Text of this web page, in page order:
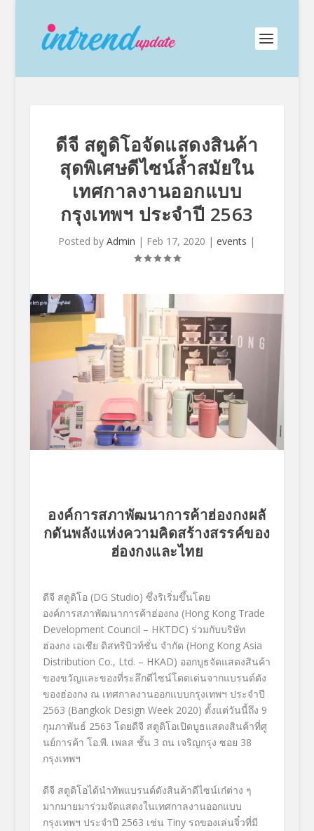
ดีจี สตูดิโอจัดแสดงสินค้า
สุดพิเศษดีไซน์ล้ำสมัยใน
เทศกาลงานออกแบบ
กรุงเทพฯ ประจำปี 2563
Posted byAdmin | Feb 17, 2020 |events |
องค์การสภาพัฒนาการค้าฮ่องกงผลั
กดันพลังแห่งความคิดสร้างสรรค์ของ
ฮ่องกงและไทย
ดีจี สตูดิโอ (DG Studio) ซึ่งริเริ่มขึ้นโดย
องค์การสภาพัฒนาการค้าฮ่องกง (Hong Kong Trade
Development Council – HKTDC) ร่วมกับบริษัท
ฮ่องกง เอเชีย ดิสทริบิวท์ชั่น จำกัด (Hong Kong Asia
Distribution Co., Ltd. – HKAD) ออกบูธจัดแสดงสินค้า
ของขวัญและของที่ระลึกดีไซน์โดดเด่นจากแบรนด์ดัง
ของฮ่องกง ณ เทศกาลงานออกแบบกรุงเทพฯ ประจำปี
2563 (Bangkok Design Week 2020) ตั้งแต่วันนี้ถึง 9
กุมภาพันธ์ 2563 โดยดีจี สตูดิโอเปิดบูธแสดงสินค้าที่ศู
นย์การค้า โอ.พี. เพลส ชั้น 3 ถน เจริญกรุง ซอย 38
กรุงเทพฯ
ดีจี สตูดิโอได้นำทัพแบรนด์ดังสินค้าดีไซน์เก๋ต่าง ๆ
มากมายมาร่วมจัดแสดงในเทศกาลงานออกแบบ
กรุงเทพฯ ประจำปี 2563 เช่น Tiny รถของเล่นจิ๋วที่มี